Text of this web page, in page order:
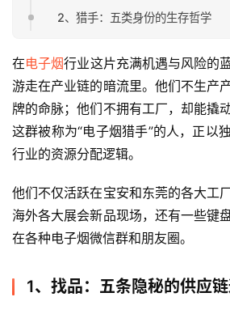
2、猎手：五类身份的生存哲学
在电子烟行业这片充满机遇与风险的
游走在产业链的暗流里。他们不生产
牌的命脉；他们不拥有工厂，却能撬
这群被称为“电子烟猎手”的人，正以
行业的资源分配逻辑。
他们不仅活跃在宝安和东莞的各大工
海外各大展会新品现场，还有一些键
在各种电子烟微信群和朋友圈。
1、找品：五条隐秘的供应